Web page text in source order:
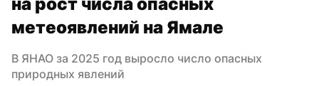
метеоявлений на Ямале
В ЯНАО за 2025 год выросло число опасных
природных явлений